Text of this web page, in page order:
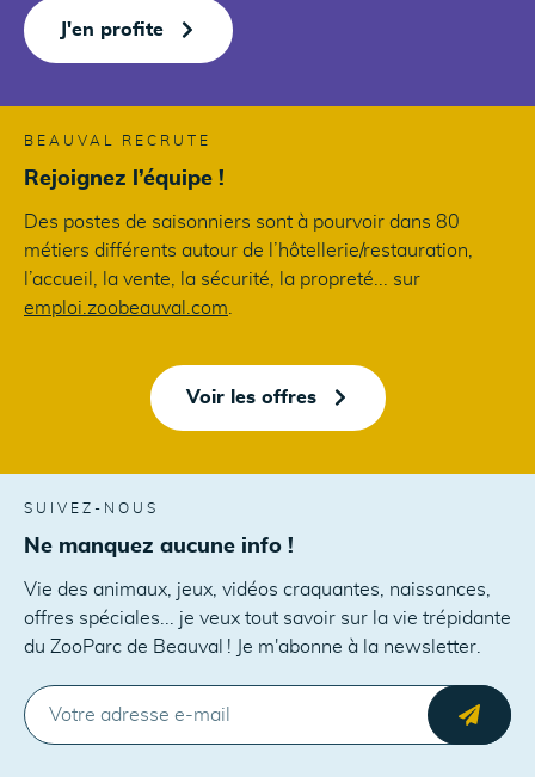
J'en profite
BEAUVAL RECRUTE
Rejoignez l’équipe !
Des postes de saisonniers sont à pourvoir dans 80
métiers différents autour de l’hôtellerie/restauration,
l’accueil, la vente, la sécurité, la propreté... sur
emploi.zoobeauval.com.
Voir les offres
SUIVEZ-NOUS
Ne manquez aucune info !
Vie des animaux, jeux, vidéos craquantes, naissances,
offres spéciales... je veux tout savoir sur la vie trépidante
du ZooParc de Beauval ! Je m'abonne à la newsletter.